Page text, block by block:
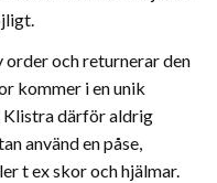
order och returnerar den
kommer i en unik
Klistra därför aldrig
använd en påse,
t ex skor och hjälmar.